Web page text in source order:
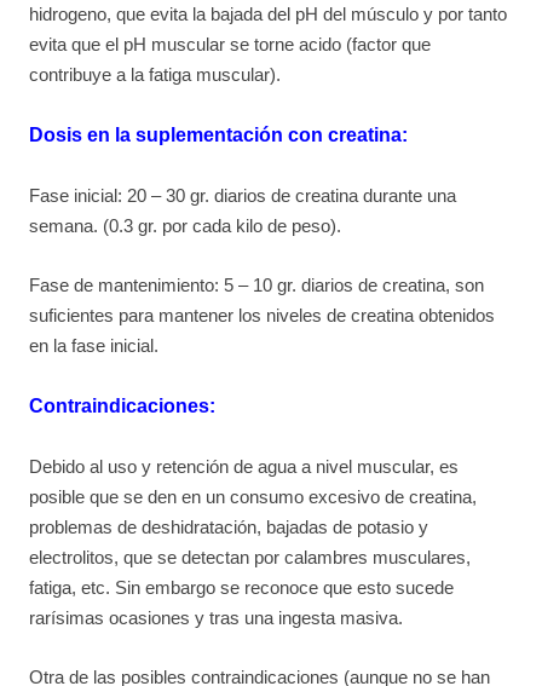
hidrogeno, que evita la bajada del pH del músculo y por tanto
evita que el pH muscular se torne acido (factor que
contribuye a la fatiga muscular).
Dosis en la suplementación con creatina:
Fase inicial: 20 – 30 gr. diarios de creatina durante una
semana. (0.3 gr. por cada kilo de peso).
Fase de mantenimiento: 5 – 10 gr. diarios de creatina, son
suficientes para mantener los niveles de creatina obtenidos
en la fase inicial.
Contraindicaciones:
Debido al uso y retención de agua a nivel muscular, es
posible que se den en un consumo excesivo de creatina,
problemas de deshidratación, bajadas de potasio y
electrolitos, que se detectan por calambres musculares,
fatiga, etc. Sin embargo se reconoce que esto sucede
rarísimas ocasiones y tras una ingesta masiva.
Otra de las posibles contraindicaciones (aunque no se han